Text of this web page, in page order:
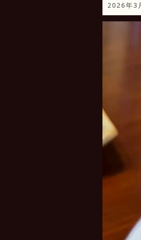
2026年3